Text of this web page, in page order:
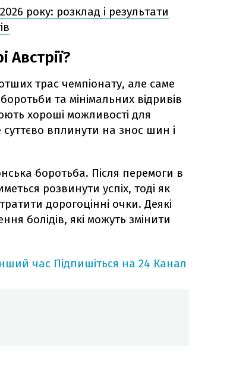
року: розклад і результати
Австрії?
трас чемпіонату, але саме
та мінімальних відривів
хороші можливості для
вплинути на знос шин і
боротьба. Після перемоги в
розвинути успіх, тоді як
дорогоцінні очки. Деякі
болідів, які можуть змінити
час Підпишіться на 24 Канал